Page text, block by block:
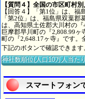
【質問４】全国の市区町村
【回答４】「第1位」は、福
「第2位」は、福島県双葉郡
は、高知県土佐郡大川村の
巨摩郡早川町の『2,808.99
町の『2,648.17ヶ寺』です。
下記のボタンで確認できます
神社数順位(人口10万人当た
スマートフォン